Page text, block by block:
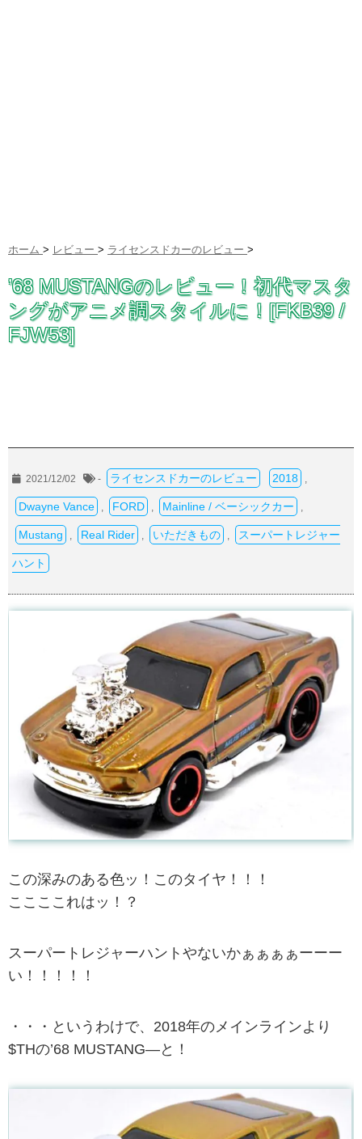
ホーム > レビュー > ライセンスドカーのレビュー >
’68 MUSTANGのレビュー！初代マスタ
ングがアニメ調スタイルに！[FKB39 /
FJW53]
2021/12/02 - ライセンスドカーのレビュー 2018
Dwayne Vance FORD Mainline / ベーシックカー
Mustang Real Rider いただきもの スーパートレジャー
ハント
この深みのある色ッ！このタイヤ！！！
ここここれはッ！？
スーパートレジャーハントやないかぁぁぁぁーーー
い！！！！！
・・・というわけで、2018年のメインラインより
$THの’68 MUSTANG—と！